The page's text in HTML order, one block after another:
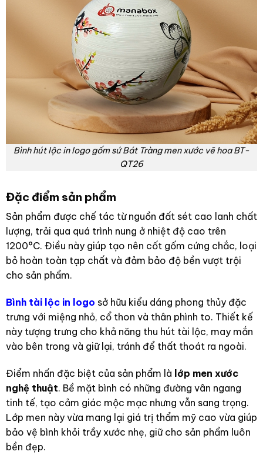
Bình hút lộc in logo gốm sứ Bát Tràng men xước vẽ hoa BT-
QT26
Đặc điểm sản phẩm
Sản phẩm được chế tác từ nguồn đất sét cao lanh chất
lượng, trải qua quá trình nung ở nhiệt độ cao trên
1200°C. Điều này giúp tạo nên cốt gốm cứng chắc, loại
bỏ hoàn toàn tạp chất và đảm bảo độ bền vượt trội
cho sản phẩm.
Bình tài lộc in logo sở hữu kiểu dáng phong thủy đặc
trưng với miệng nhỏ, cổ thon và thân phình to. Thiết kế
này tượng trưng cho khả năng thu hút tài lộc, may mắn
vào bên trong và giữ lại, tránh để thất thoát ra ngoài.
Điểm nhấn đặc biệt của sản phẩm là lớp men xước
nghệ thuật. Bề mặt bình có những đường vân ngang
tinh tế, tạo cảm giác mộc mạc nhưng vẫn sang trọng.
Lớp men này vừa mang lại giá trị thẩm mỹ cao vừa giúp
bảo vệ bình khỏi trầy xước nhẹ, giữ cho sản phẩm luôn
bền đẹp.